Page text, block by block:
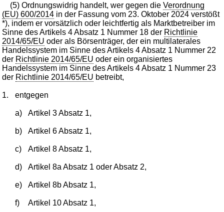
(5) Ordnungswidrig handelt, wer gegen dieVerordnung
(EU) 600/2014 in der Fassung vom 23. Oktober 2024 verstößt
*), indem er vorsätzlich oder leichtfertig als Marktbetreiber im
Sinne des Artikels 4 Absatz 1 Nummer 18 der Richtlinie
2014/65/EU oder als Börsenträger, der ein multilaterales
Handelssystem im Sinne des Artikels 4 Absatz 1 Nummer 22
der Richtlinie 2014/65/EU oder ein organisiertes
Handelssystem im Sinne des Artikels 4 Absatz 1 Nummer 23
der Richtlinie 2014/65/EU betreibt,
1. entgegen
a) Artikel 3 Absatz 1,
b) Artikel 6 Absatz 1,
c) Artikel 8 Absatz 1,
d) Artikel 8a Absatz 1 oder Absatz 2,
e) Artikel 8b Absatz 1,
f) Artikel 10 Absatz 1,